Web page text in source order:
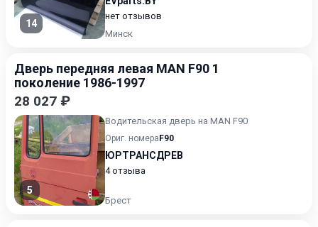
14
нет отзывов
Минск
Дверь передняя левая MAN F90 1
поколение 1986-1997
28 027 ₽
5
Водительская дверь на MAN F90
Ориг. номера F90
ЮРТРАНСДРЕВ
4 отзыва
Брест